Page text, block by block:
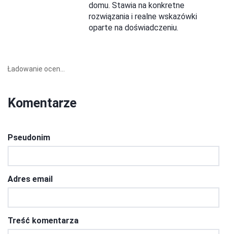
domu. Stawia na konkretne
rozwiązania i realne wskazówki
oparte na doświadczeniu.
Ładowanie ocen...
Komentarze
Pseudonim
Adres email
Treść komentarza